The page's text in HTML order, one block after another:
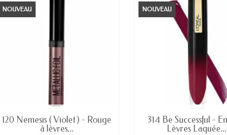
NOUVEAU
EN STOCK
120 Nemesis ( Violet ) - Rouge
à lèvres...
NOUVEAU
DERNIERS ARTICLES EN
314 Be Successful -
Lèvres Laquée...